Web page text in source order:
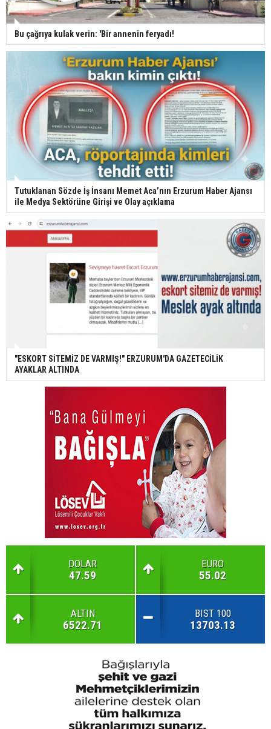
Bu çağrıya kulak verin: 'Bir annenin feryadı!
Tutuklanan Sözde İş İnsanı Memet Aca’nın Erzurum Haber Ajansı
ile Medya Sektörüne Girişi ve Olay açıklama
"ESKORT SİTEMİZ DE VARMIŞ!" ERZURUM'DA GAZETECİLİK
AYAKLAR ALTINDA
DOLAR
47.59
EURO
55.02
ALTIN
6522.71
BIST 100
13703.13